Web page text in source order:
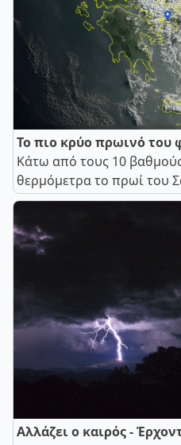
Το πιο κρύο πρωινό του
Κάτω από τους 10
θερμόμετρα το πρωί του
Αλλάζει ο καιρός -